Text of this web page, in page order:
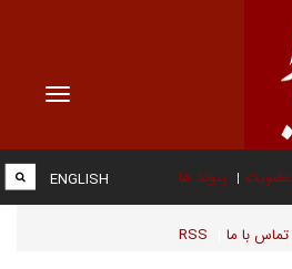
Toggle
عضویت پیوند ها
تماس با ما RSS
ENGLISH